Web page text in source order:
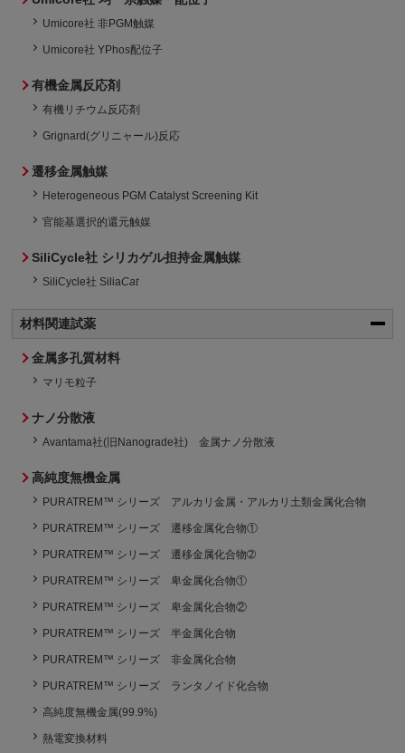
Umicore社 非PGM触媒
Umicore社 YPhos配位子
有機金属反応剤
有機リチウム反応剤
Grignard(グリニャール)反応
遷移金属触媒
Heterogeneous PGM Catalyst Screening Kit
官能基選択的還元触媒
SiliCycle社 シリカゲル担持金属触媒
SiliCycle社 SiliaCat
材料関連試薬
金属多孔質材料
マリモ粒子
ナノ分散液
Avantama社(旧Nanograde社) 金属ナノ分散液
高純度無機金属
PURATREM™ シリーズ アルカリ金属・アルカリ土類金属化合物
PURATREM™ シリーズ 遷移金属化合物①
PURATREM™ シリーズ 遷移金属化合物➁
PURATREM™ シリーズ 卑金属化合物①
PURATREM™ シリーズ 卑金属化合物②
PURATREM™ シリーズ 半金属化合物
PURATREM™ シリーズ 非金属化合物
PURATREM™ シリーズ ランタノイド化合物
高純度無機金属(99.9%)
熱電変換材料